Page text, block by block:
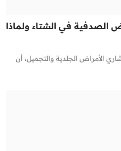
الصدفية في الشتاء ولماذا
الأمراض الجلدية والتجميل، أن